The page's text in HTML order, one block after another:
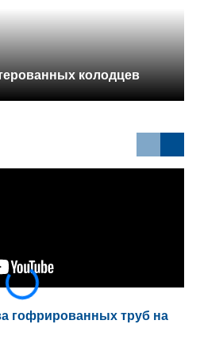
колодцев
гофрированных труб на